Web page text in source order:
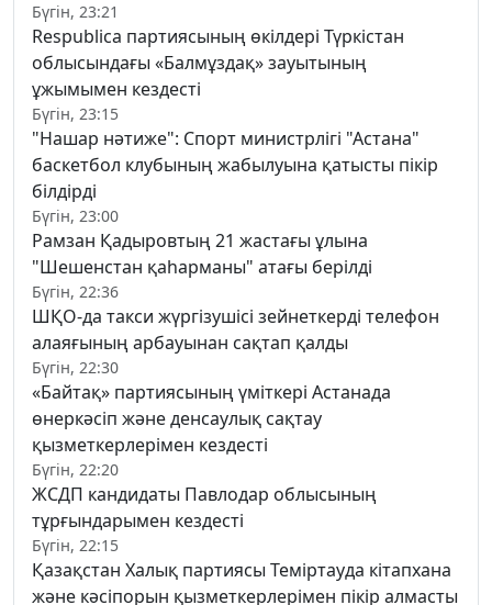
Бүгін, 23:21
Respublica партиясының өкілдері Түркістан
облысындағы «Балмұздақ» зауытының
ұжымымен кездесті
Бүгін, 23:15
"Нашар нәтиже": Спорт министрлігі "Астана"
баскетбол клубының жабылуына қатысты пікір
білдірді
Бүгін, 23:00
Рамзан Қадыровтың 21 жастағы ұлына
"Шешенстан қаһарманы" атағы берілді
Бүгін, 22:36
ШҚО-да такси жүргізушісі зейнеткерді телефон
алаяғының арбауынан сақтап қалды
Бүгін, 22:30
«Байтақ» партиясының үміткері Астанада
өнеркәсіп және денсаулық сақтау
қызметкерлерімен кездесті
Бүгін, 22:20
ЖСДП кандидаты Павлодар облысының
тұрғындарымен кездесті
Бүгін, 22:15
Қазақстан Халық партиясы Теміртауда кітапхана
және кәсіпорын қызметкерлерімен пікір алмасты